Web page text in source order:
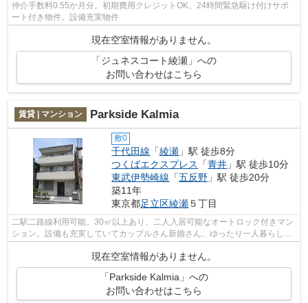
仲介手数料0.55か月分。初期費用クレジットOK。24時間緊急駆け付けサポ
ート付き物件。設備充実物件
現在空室情報がありません。
「ジュネスコート綾瀬」への
お問い合わせはこちら
賃貸 | マンション Parkside Kalmia
敷0
千代田線 「綾瀬 」駅 徒歩8分
つくばエクスプレス
「青井 」駅 徒歩10分
東武伊勢崎線 「五反野 」駅 徒歩20分
築11年
東京都足立区綾瀬５丁目
二駅二路線利用可能。30㎡以上あり、二人入居可能なオートロック付きマン
ション。設備も充実していてカップルさん新婚さん、ゆったり一人暮らしの
方にご好評頂いております。
現在空室情報がありません。
「Parkside Kalmia」への
お問い合わせはこちら